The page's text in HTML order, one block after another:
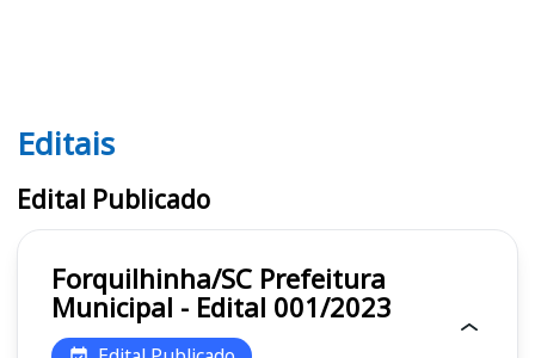
Editais
Editais
Edital Publicado
Forquilhinha/SC Prefeitura
Municipal - Edital 001/2023